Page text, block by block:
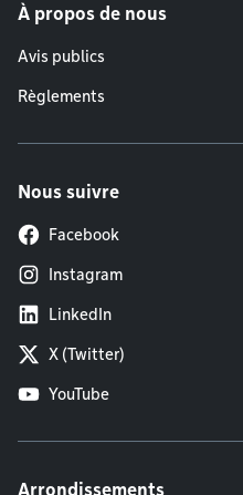
À propos de nous
Avis publics
Règlements
Nous suivre
Facebook
Instagram
LinkedIn
X (Twitter)
YouTube
Arrondissements